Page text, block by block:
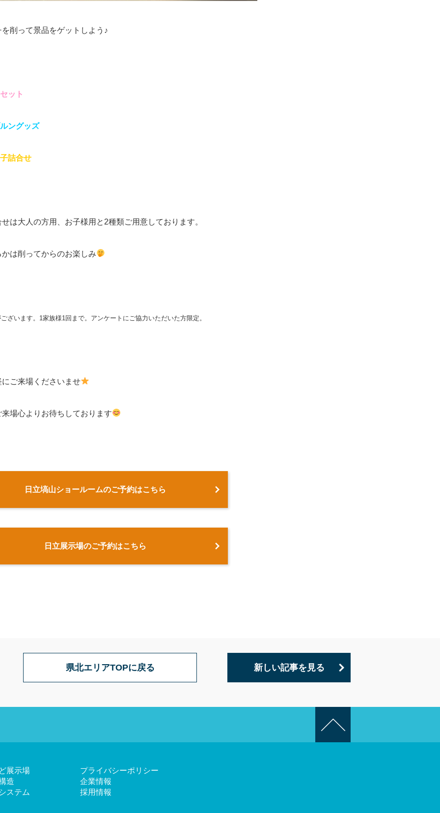
削って景品をゲットしよう♪
ット
ングッズ
詰合せ
は大人の方用、お子様用と2種類ご用意しております。
は削ってからのお楽しみ
ざいます。1家族様1回まで。アンケートにご協力いただいた方限定。
ご来場くださいませ
場心よりお待ちしております
日立塙山ショールームのご予約はこちら
日立展示場のご予約はこちら
新しい記事を見る
県北エリアTOPに戻る
展示場
造
ステム
プライバシーポリシー
企業情報
採用情報